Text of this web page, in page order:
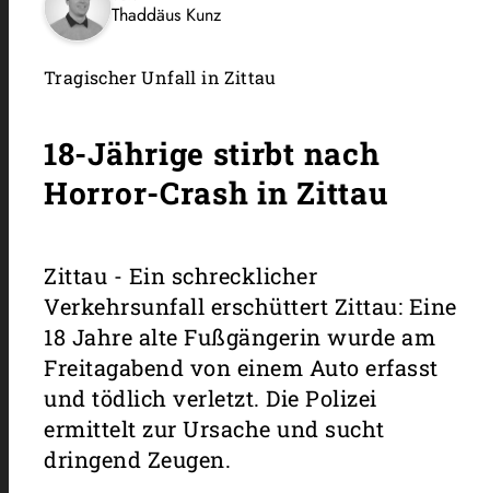
Thaddäus Kunz
Tragischer Unfall in Zittau
18-Jährige stirbt nach
Horror-Crash in Zittau
Zittau - Ein schrecklicher
Verkehrsunfall erschüttert Zittau: Eine
18 Jahre alte Fußgängerin wurde am
Freitagabend von einem Auto erfasst
und tödlich verletzt. Die Polizei
ermittelt zur Ursache und sucht
dringend Zeugen.